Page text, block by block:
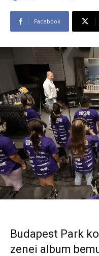
Facebook
Budapest Park
zenei album